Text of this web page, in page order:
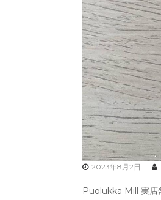
2023年8月2日
Puolukka Mill 実店